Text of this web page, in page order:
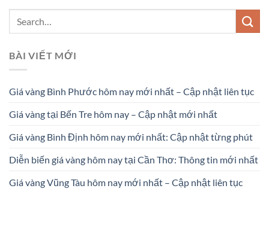
BÀI VIẾT MỚI
Giá vàng Bình Phước hôm nay mới nhất – Cập nhật liên tục
Giá vàng tại Bến Tre hôm nay – Cập nhật mới nhất
Giá vàng Bình Định hôm nay mới nhất: Cập nhật từng phút
Diễn biến giá vàng hôm nay tại Cần Thơ: Thông tin mới nhất
Giá vàng Vũng Tàu hôm nay mới nhất – Cập nhật liên tục